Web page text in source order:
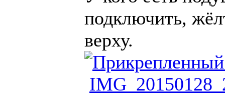
подключить,
верху.